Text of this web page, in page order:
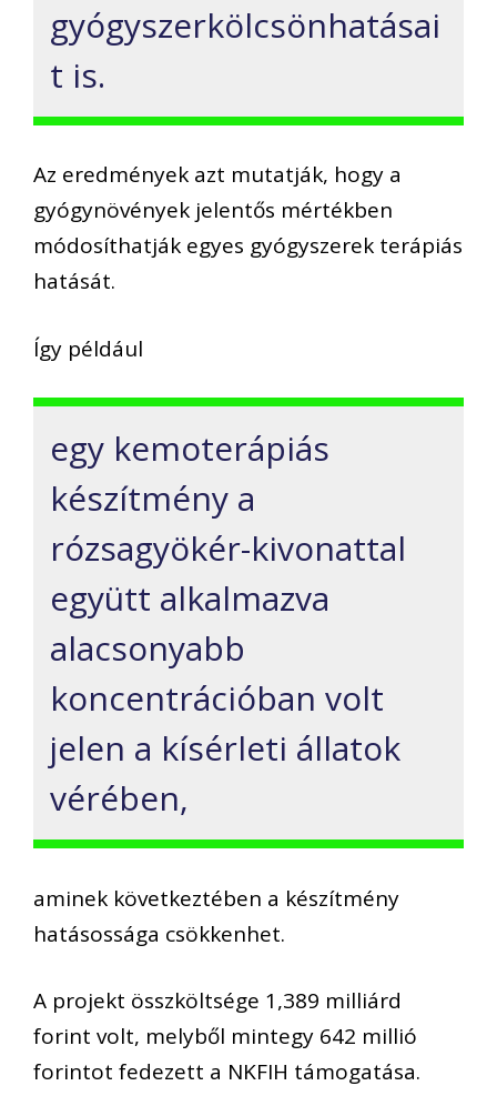
gyógyszerkölcsönhatásai
t is.
Az eredmények azt mutatják, hogy a
gyógynövények jelentős mértékben
módosíthatják egyes gyógyszerek terápiás
hatását.
Így például
egy kemoterápiás
készítmény a
rózsagyökér-kivonattal
együtt alkalmazva
alacsonyabb
koncentrációban volt
jelen a kísérleti állatok
vérében,
aminek következtében a készítmény
hatásossága csökkenhet.
A projekt összköltsége 1,389 milliárd
forint volt, melyből mintegy 642 millió
forintot fedezett a NKFIH támogatása.